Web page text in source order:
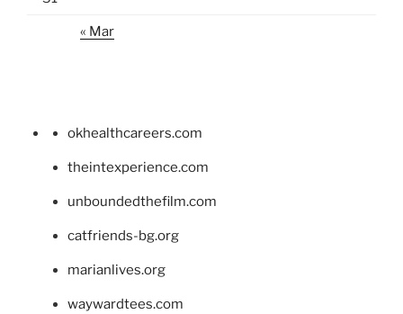
« Mar
okhealthcareers.com
theintexperience.com
unboundedthefilm.com
catfriends-bg.org
marianlives.org
waywardtees.com